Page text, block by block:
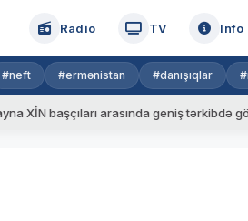
Radio TV Info
#neft #ermənistan #danışıqlar
arasında geniş tərkibdə görüş